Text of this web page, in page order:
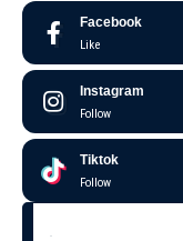
Facebook
Like
Instagram
Follow
Tiktok
Follow